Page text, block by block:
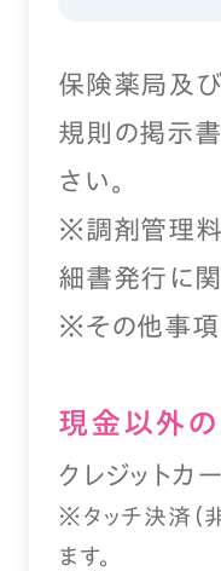
保険薬局及
規則の掲示
さい。
※調剤管理料
細書発行に
※その他事項
現⾦以外
クレジットカ
※タッチ決済（
ます。